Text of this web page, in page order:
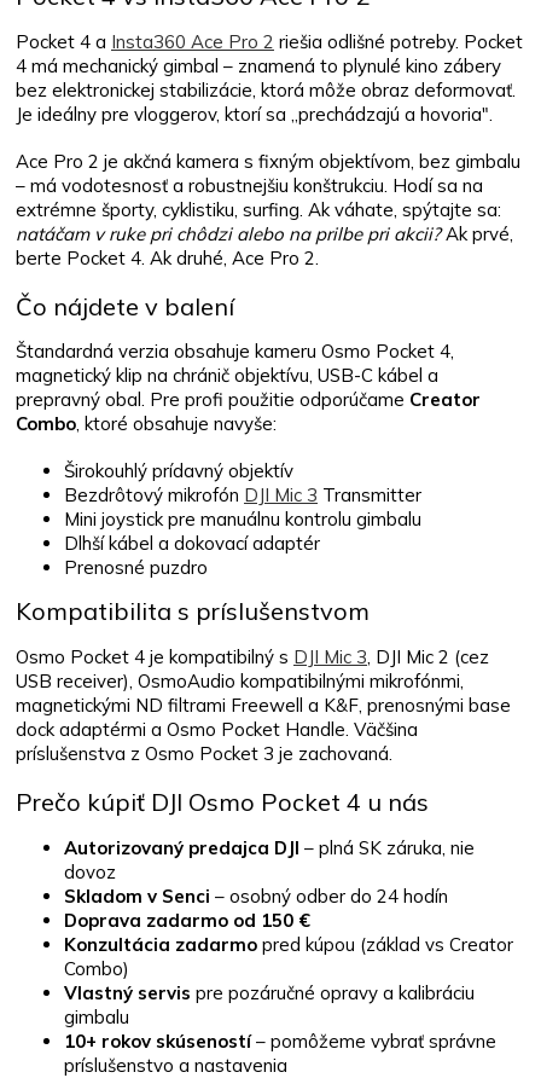
e
p
r
v
y
v
ý
p
i
n
e
Pocket 4 a Insta360 Ace Pro 2 riešia odlišné potreby. Pocket
4 má mechanický gimbal – znamená to plynulé kino zábery
bez elektronickej stabilizácie, ktorá môže obraz deformovať.
Je ideálny pre vloggerov, ktorí sa „prechádzajú a hovoria".
Ace Pro 2 je akčná kamera s fixným objektívom, bez gimbalu
– má vodotesnosť a robustnejšiu konštrukciu. Hodí sa na
extrémne športy, cyklistiku, surfing. Ak váhate, spýtajte sa:
natáčam v ruke pri chôdzi alebo na prilbe pri akcii?Ak prvé,
berte Pocket 4. Ak druhé, Ace Pro 2.
Čo nájdete v balení
Štandardná verzia obsahuje kameru Osmo Pocket 4,
magnetický klip na chránič objektívu, USB-C kábel a
prepravný obal. Pre profi použitie odporúčame Creator
Combo, ktoré obsahuje navyše:
Širokouhlý prídavný objektív
Bezdrôtový mikrofón DJI Mic 3 Transmitter
Mini joystick pre manuálnu kontrolu gimbalu
Dlhší kábel a dokovací adaptér
Prenosné puzdro
Kompatibilita s príslušenstvom
Osmo Pocket 4 je kompatibilný s DJI Mic 3, DJI Mic 2 (cez
USB receiver), OsmoAudio kompatibilnými mikrofónmi,
magnetickými ND filtrami Freewell a K&F, prenosnými base
dock adaptérmi a Osmo Pocket Handle. Väčšina
príslušenstva z Osmo Pocket 3 je zachovaná.
Prečo kúpiť DJI Osmo Pocket 4 u nás
Autorizovaný predajca DJI – plná SK záruka, nie
dovoz
Skladom v Senci – osobný odber do 24 hodín
Doprava zadarmo od 150 €
Konzultácia zadarmo pred kúpou (základ vs Creator
Combo)
Vlastný servis pre pozáručné opravy a kalibráciu
gimbalu
10+ rokov skúseností– pomôžeme vybrať správne
príslušenstvo a nastavenia